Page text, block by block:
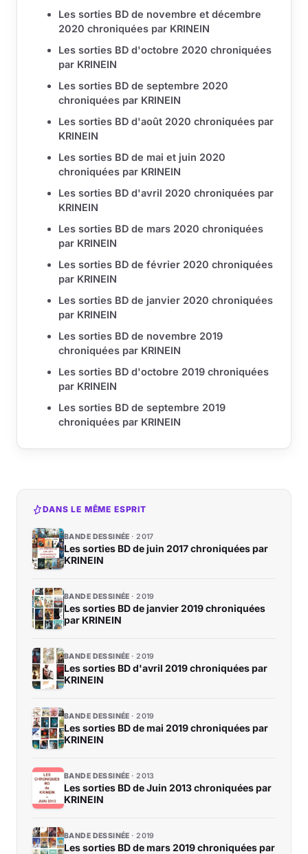
Les sorties BD de novembre et décembre
2020 chroniquées par KRINEIN
Les sorties BD d'octobre 2020 chroniquées
par KRINEIN
Les sorties BD de septembre 2020
chroniquées par KRINEIN
Les sorties BD d'août 2020 chroniquées par
KRINEIN
Les sorties BD de mai et juin 2020
chroniquées par KRINEIN
Les sorties BD d'avril 2020 chroniquées par
KRINEIN
Les sorties BD de mars 2020 chroniquées
par KRINEIN
Les sorties BD de février 2020 chroniquées
par KRINEIN
Les sorties BD de janvier 2020 chroniquées
par KRINEIN
Les sorties BD de novembre 2019
chroniquées par KRINEIN
Les sorties BD d'octobre 2019 chroniquées
par KRINEIN
Les sorties BD de septembre 2019
chroniquées par KRINEIN
DANS LE MÊME ESPRIT
BANDE DESSINÉE 2017
Les sorties BD de juin 2017 chroniquées par
KRINEIN
BANDE DESSINÉE 2019
Les sorties BD de janvier 2019 chroniquées
par KRINEIN
BANDE DESSINÉE 2019
Les sorties BD d'avril 2019 chroniquées par
KRINEIN
BANDE DESSINÉE 2019
Les sorties BD de mai 2019 chroniquées par
KRINEIN
BANDE DESSINÉE 2013
Les sorties BD de Juin 2013 chroniquées par
KRINEIN
BANDE DESSINÉE 2019
Les sorties BD de mars 2019 chroniquées par